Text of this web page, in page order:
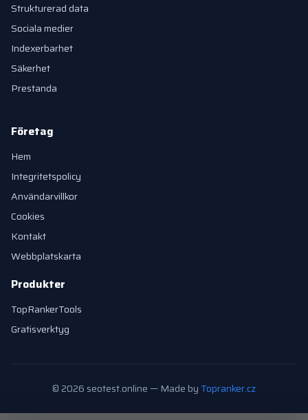
Strukturerad data
Sociala medier
Indexerbarhet
Säkerhet
Prestanda
Företag
Hem
Integritetspolicy
Användarvillkor
Cookies
Kontakt
Webbplatskarta
Produkter
TopRankerTools
Gratisverktyg
© 2026 seotest.online — Made by Topranker.cz